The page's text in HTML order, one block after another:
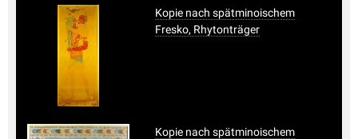
Kopie nach spätminoischem
Fresko, Rhytonträger
Kopie nach spätminoischem